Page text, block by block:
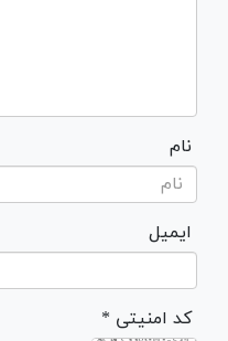
نام
ایمیل
* کد امنیتی